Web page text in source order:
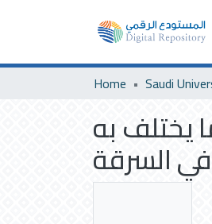
Home
يختلف به
السرقة